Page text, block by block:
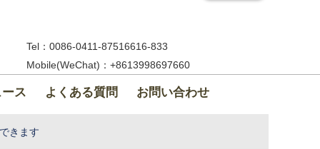
Tel：0086-0411-87516616-833
Mobile(WeChat)：+8613998697660
ス よくある質問 お問い合わせ
きます